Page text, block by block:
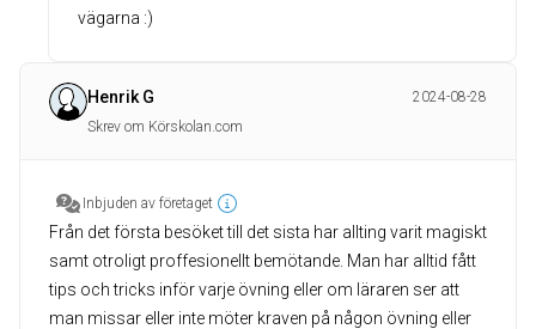
vägarna :)
Henrik G
2024-08-28
Skrev om Körskolan.com
Inbjuden av företaget
Från det första besöket till det sista har allting varit magiskt
samt otroligt proffesionellt bemötande. Man har alltid fått
tips och tricks inför varje övning eller om läraren ser att
man missar eller inte möter kraven på någon övning eller